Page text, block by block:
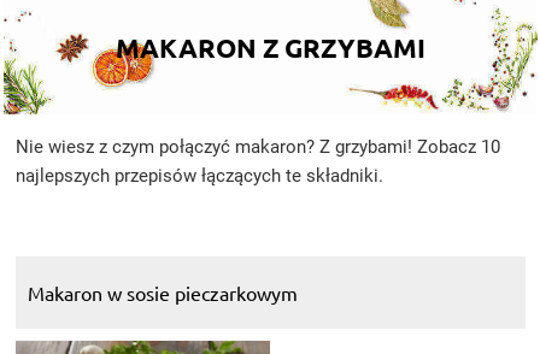
MAKARON Z GRZYBAMI
Nie wiesz z czym połączyć makaron? Z grzybami! Zobacz 10
najlepszych przepisów łączących te składniki.
Makaron w sosie pieczarkowym